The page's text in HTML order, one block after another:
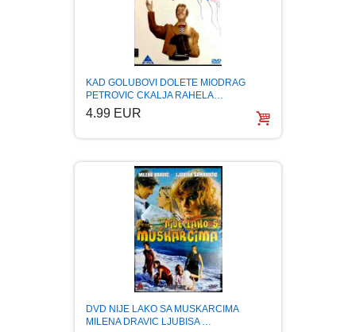
KAD GOLUBOVI DOLETE MIODRAG
PETROVIC CKALJA RAHELA…
4.99 EUR
DVD NIJE LAKO SA MUSKARCIMA
MILENA DRAVIC LJUBISA …